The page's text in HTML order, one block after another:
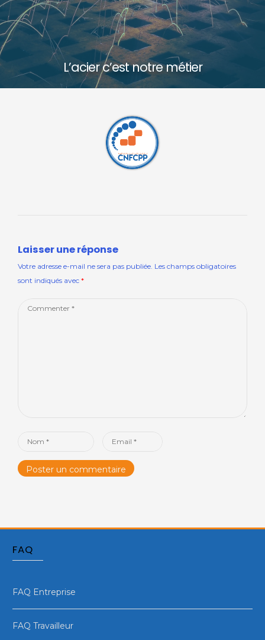
L’acier c’est notre métier
Laisser une réponse
Votre adresse e-mail ne sera pas publiée. Les champs obligatoires
sont indiqués avec *
Comment
Name
Email
FAQ
FAQ Entreprise
FAQ Travailleur